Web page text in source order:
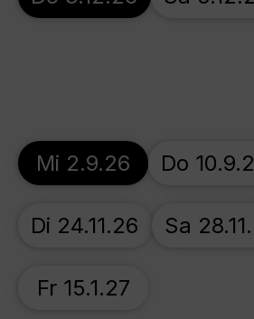
Mi 2.9.26 Do
Di 24.11.26 Sa
Fr 15.1.27